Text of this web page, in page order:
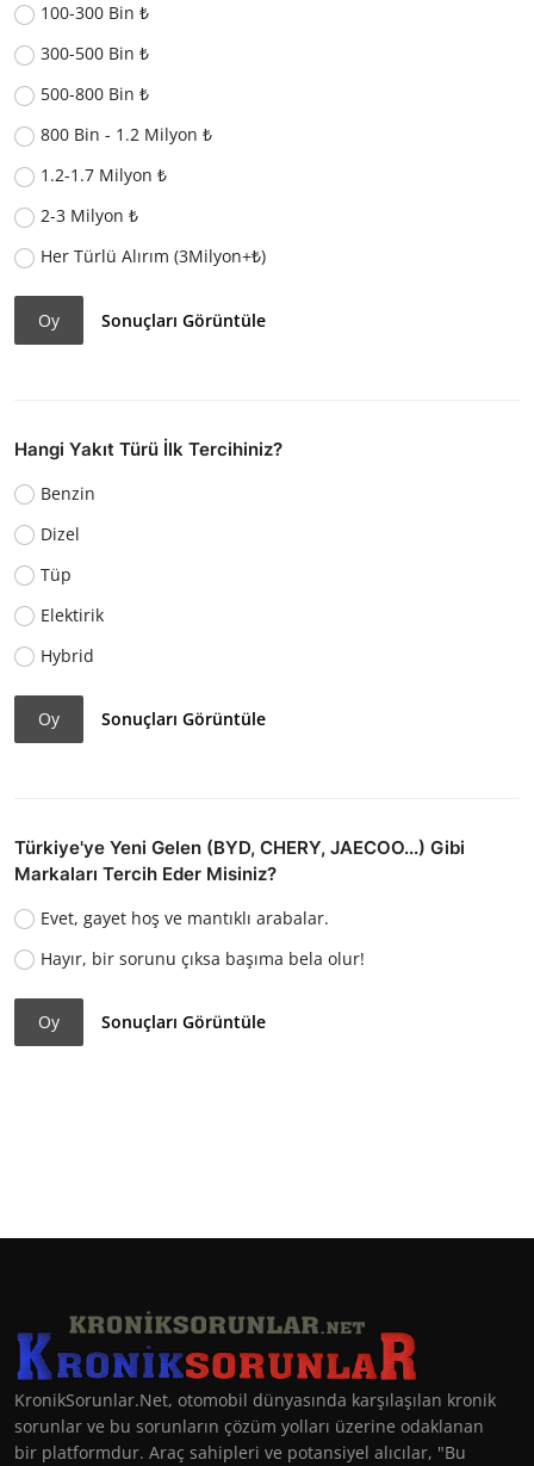
100-300 Bin ₺
300-500 Bin ₺
500-800 Bin ₺
800 Bin - 1.2 Milyon ₺
1.2-1.7 Milyon ₺
2-3 Milyon ₺
Her Türlü Alırım (3Milyon+₺)
Oy Sonuçları Görüntüle
Hangi Yakıt Türü İlk Tercihiniz?
Benzin
Dizel
Tüp
Elektirik
Hybrid
Oy Sonuçları Görüntüle
Türkiye'ye Yeni Gelen (BYD, CHERY, JAECOO...) Gibi
Markaları Tercih Eder Misiniz?
Evet, gayet hoş ve mantıklı arabalar.
Hayır, bir sorunu çıksa başıma bela olur!
Oy Sonuçları Görüntüle
KronikSorunlar.Net, otomobil dünyasında karşılaşılan kronik
sorunlar ve bu sorunların çözüm yolları üzerine odaklanan
bir platformdur. Araç sahipleri ve potansiyel alıcılar, "Bu